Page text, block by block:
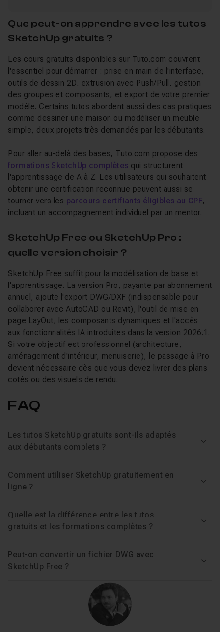
Que peut-on apprendre avec les tutos
SketchUp gratuits ?
Les cours gratuits disponibles sur Tuto.com couvrent
l'essentiel pour démarrer : prise en main de l'interface,
outils de dessin 2D, extrusion avec Push/Pull, gestion
des groupes et composants, et export de votre premier
modèle. Certains tutos abordent aussi des cas pratiques
comme dessiner une maison ou modéliser un meuble
simple, deux projets très demandés par les débutants.
Pour aller au-delà des bases, Tuto.com propose des
formations SketchUp complètes qui structurent
l'apprentissage de A à Z. Les utilisateurs qui souhaitent
obtenir une certification reconnue peuvent aussi se
tourner vers les parcours certifiants éligibles au CPF,
incluant un accompagnement individuel par un mentor.
SketchUp Free ou SketchUp Pro :
quelle version choisir ?
SketchUp Free suffit pour la modélisation de base et
l'apprentissage. La version Pro, payante par abonnement
annuel, ajoute l'export DWG/DXF (indispensable pour
collaborer avec AutoCAD ou Revit), l'outil de mise en
page LayOut, les composants dynamiques et l'accès
aux fonctionnalités IA introduites dans la version 2026.1.
Si votre objectif est professionnel (architecture,
aménagement d'intérieur, menuiserie), le passage à Pro
devient nécessaire dès que vous devez livrer des plans
cotés ou des visuels de rendu.
FAQ
Les tutos SketchUp gratuits sont-ils adaptés
aux débutants complets ?
Comment utiliser SketchUp gratuitement en
ligne ?
Quelle est la différence entre les tutos
gratuits et les formations complètes ?
Peut-on convertir un fichier DWG avec
SketchUp Free ?